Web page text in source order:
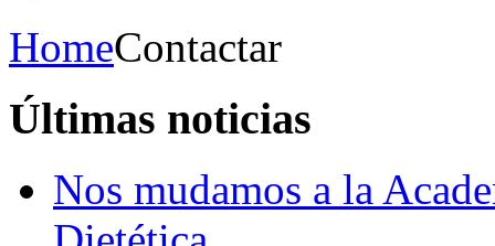
HomeContactar
Últimas noticias
Nos mudamos a la